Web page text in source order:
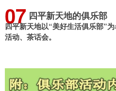
07 四平新天地的俱乐部
四平新天地以“美好生活俱乐部”
活动、茶话会。